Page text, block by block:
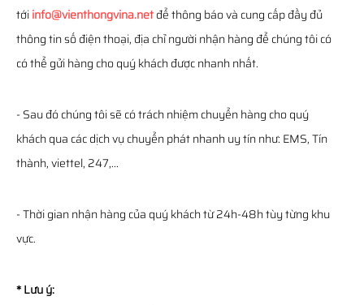
tớiinfo@vienthongvina.netđể thông báo và cung cấp đầy đủ
thông tin số điện thoại, địa chỉ người nhận hàng để chúng tôi có
có thể gửi hàng cho quý khách được nhanh nhất.
- Sau đó chúng tôi sẽ có trách nhiệm chuyển hàng cho quý
khách qua các dịch vụ chuyển phát nhanh uy tín như: EMS, Tín
thành, viettel, 247,...
- Thời gian nhận hàng của quý khách từ 24h-48h tùy từng khu
vực.
* Lưu ý: